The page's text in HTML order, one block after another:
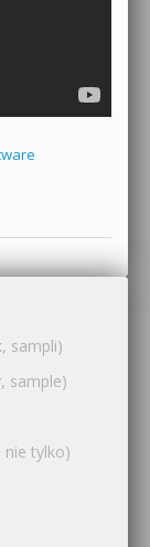
sampli)
sample)
nie tylko)